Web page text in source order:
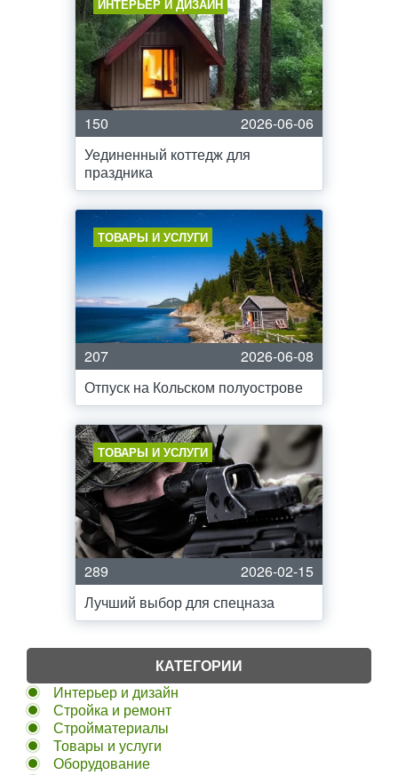
ИНТЕРЬЕР И ДИЗАЙН
150
2026-06-06
Уединенный коттедж для
праздника
ТОВАРЫ И УСЛУГИ
207
2026-06-08
Отпуск на Кольском полуострове
ТОВАРЫ И УСЛУГИ
289
2026-02-15
Лучший выбор для спецназа
КАТЕГОРИИ
Интерьер и дизайн
Стройка и ремонт
Стройматериалы
Товары и услуги
Оборудование